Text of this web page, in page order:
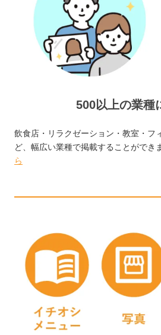
500以上の業種
飲食店・リラクゼーション・教室・フ
ど、幅広い業種で掲載することができ
ら